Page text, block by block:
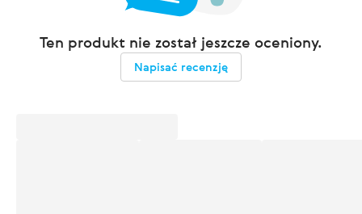
Ten produkt nie został jeszcze oceniony.
Napisać recenzję